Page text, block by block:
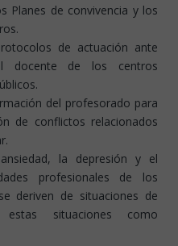
Planes de convivencia y los
de actuación ante
docente de los centros
del profesorado para
de conflictos relacionados
la depresión y el
profesionales de los
deriven de situaciones de
estas situaciones como